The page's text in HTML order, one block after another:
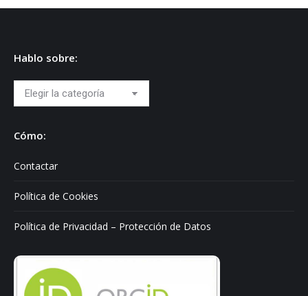
Hablo sobre:
Hablo
sobre:
Cómo:
Contactar
Política de Cookies
Política de Privacidad – Protección de Datos